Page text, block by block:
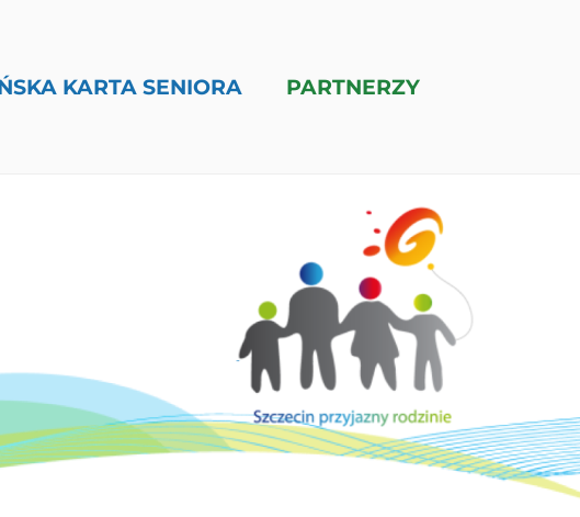
KARTA SENIORA PARTNERZY